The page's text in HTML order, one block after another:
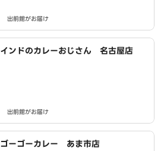
出前館がお届け
インドのカレーおじさん 名古屋店
出前館がお届け
ゴーゴーカレー あま市店